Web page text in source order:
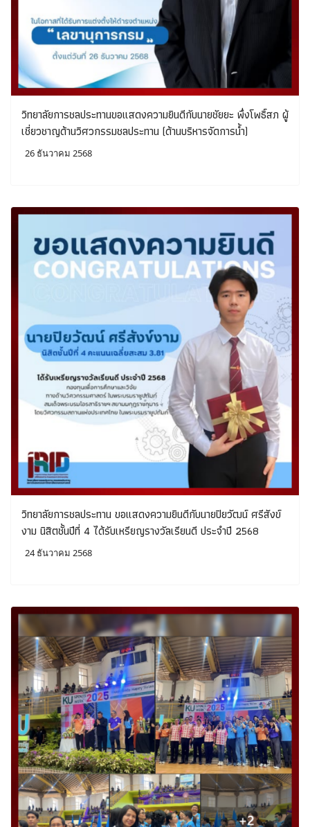
วิทยาลัยการชลประทานขอแสดงความยินดีกับนายชัยยะ พึ่งโพธิ์สภ ผู้
เชี่ยวชาญด้านวิศวกรรมชลประทาน (ด้านบริหารจัดการน้ำ)
26 ธันวาคม 2568
วิทยาลัยการชลประทาน ขอแสดงความยินดีกับนายปิยวัฒน์ ศรีสังข์
งาม นิสิตชั้นปีที่ 4 ได้รับเหรียญรางวัลเรียนดี ประจำปี 2568
24 ธันวาคม 2568